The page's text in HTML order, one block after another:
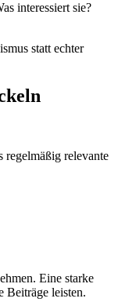
interessiert sie?
statt echter
regelmäßig relevante
Eine starke
Beiträge leisten.